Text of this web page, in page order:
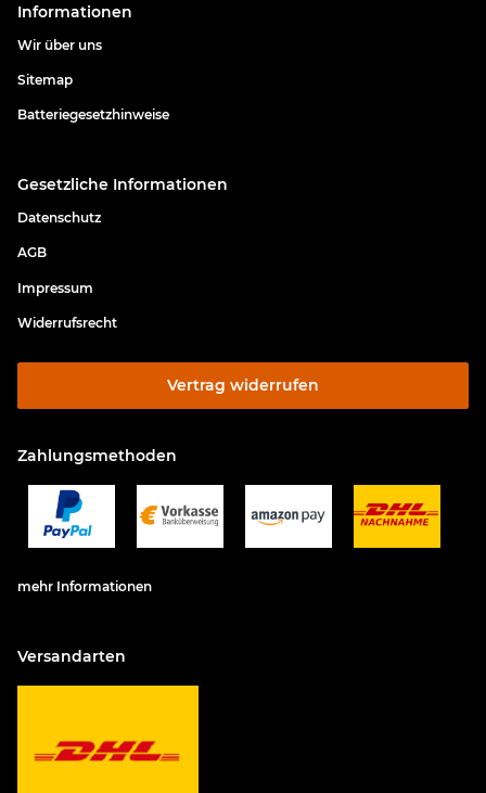
Informationen
Wir über uns
Sitemap
Batteriegesetzhinweise
Gesetzliche Informationen
Datenschutz
AGB
Impressum
Widerrufsrecht
Vertrag widerrufen
Zahlungsmethoden
mehr Informationen
Versandarten